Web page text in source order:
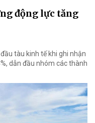
động lực tăng
tàu kinh tế khi ghi nhận
dẫn đầu nhóm các thành